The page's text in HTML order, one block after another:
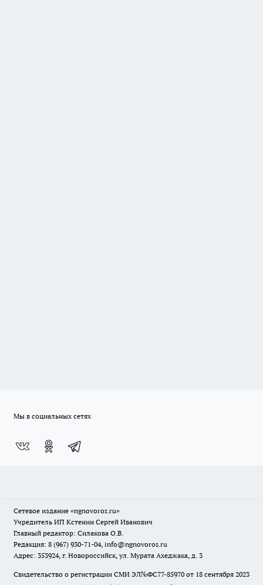
Мы в социальных сетях
Сетевое издание «ngnovoros.ru»
Учредитель ИП Кстенин Сергей Иванович
Главный редактор: Силакова О.В.
Редакция: 8 (967) 930-71-04, info@ngnovoros.ru
Адрес: 353924, г. Новороссийск, ул. Мурата Ахеджака, д. 3
Свидетельство о регистрации СМИ ЭЛ№ФС77-85970 от 18 сентября 2023